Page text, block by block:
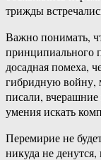
трижды
Важно понимать,
принципиального
досадная помеха,
гибридную войну,
писали,
умения искать
Перемирие не
никуда не